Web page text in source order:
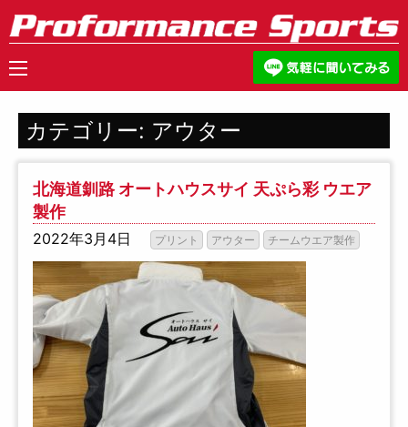
カテゴリー: アウター
北海道釧路 オートハウスサイ 天ぷら彩 ウエア
製作
2022年3月4日 プリント アウター チームウエア製作